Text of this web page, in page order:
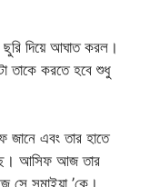
ছুরি দিয়ে আঘাত করল।
তাকে করতে হবে শুধু
জানে এবং তার হাতে
আসিফ আজ তার